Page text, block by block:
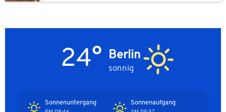
Berlin
sonnig
24°
Sonnenaufgang
Sonnenuntergang